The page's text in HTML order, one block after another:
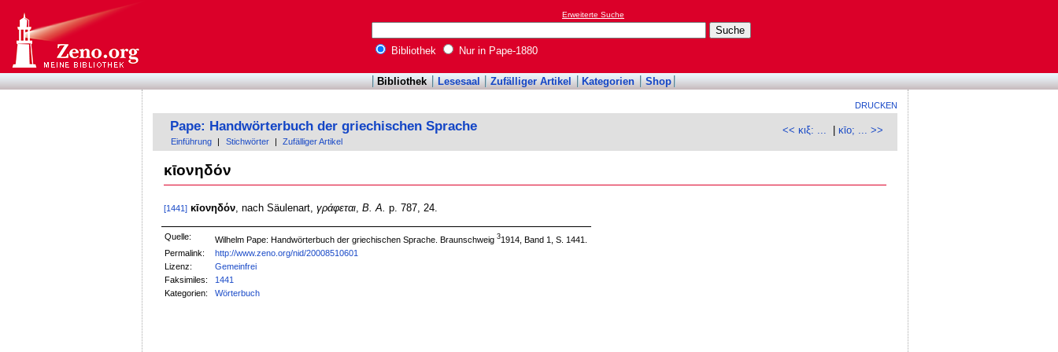
Erweiterte Suche
Bibliothek Nur in Pape-1880
Bibliothek Lesesaal Zufälliger Artikel Kategorien Shop
DRUCKEN
<< κιξ: ... |κῑο; ... >>
Pape: Handwörterbuch der griechischen Sprache
Einführung Stichwörter Zufälliger Artikel
κῑονηδόν
[1441] κῑονηδόν, nach Säulenart, γράφεται, B. A. p. 787, 24.
Quelle: Wilhelm Pape: Handwörterbuch der griechischen Sprache. Braunschweig31914, Band 1, S. 1441.
Permalink:
http://www.zeno.org/nid/20008510601
Lizenz:
Gemeinfrei
Faksimiles:
1441
Kategorien:
Wörterbuch